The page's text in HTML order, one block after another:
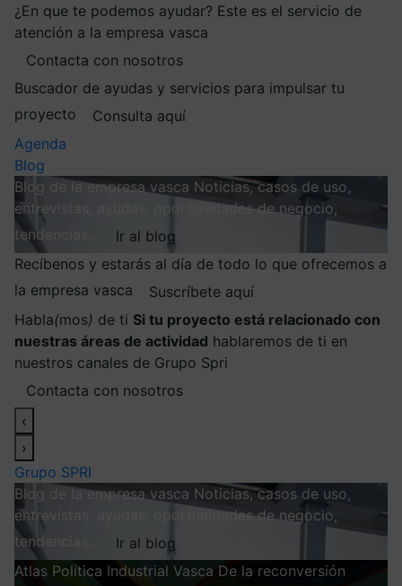
¿En que te podemos ayudar? Este es el servicio de
atención a la empresa vasca
Contacta con nosotros
Buscador de ayudas y servicios para impulsar tu
proyecto
Consulta aquí
Agenda
Blog
Blog de la empresa vasca Noticias, casos de uso,
entrevistas, ayudas, oportunidades de negocio,
tendencias…
Ir al blog
Recíbenos y estarás al día de todo lo que ofrecemos a
la empresa vasca
Suscríbete aquí
Habla(mos) de ti Si tu proyecto está relacionado con
nuestras áreas de actividad hablaremos de ti en
nuestros canales de Grupo Spri
Contacta con nosotros
‹
›
Grupo SPRI
Blog de la empresa vasca Noticias, casos de uso,
entrevistas, ayudas, oportunidades de negocio,
tendencias…
Ir al blog
Atlas Política Industrial Vasca De la reconversión